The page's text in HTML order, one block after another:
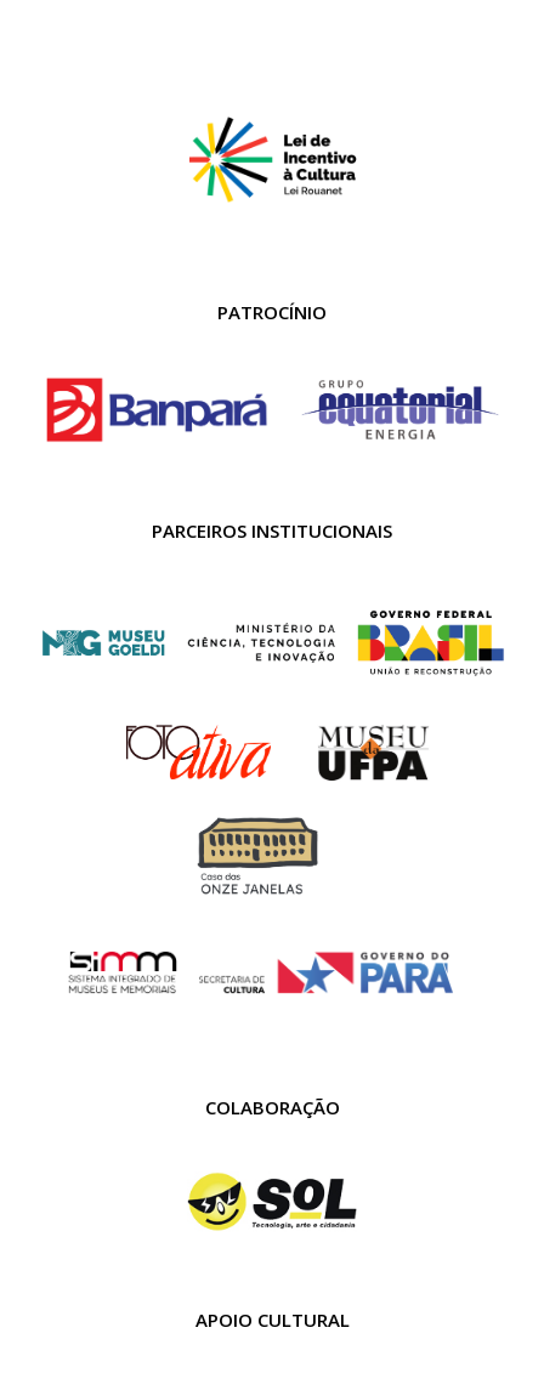
PATROCÍNIO
PARCEIROS INSTITUCIONAIS
COLABORAÇÃO
APOIO CULTURAL